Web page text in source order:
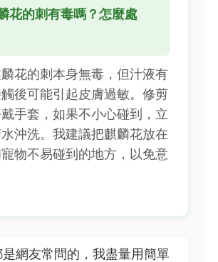
花的刺有毒嗎？怎麼處
花的刺本身無毒，但汁液有
後可能引起皮膚過敏。修剪
手套，如果不小心碰到，立
沖洗。我建議把麒麟花放在
物不易碰到的地方，以免意
網友常問的，我盡量用簡單